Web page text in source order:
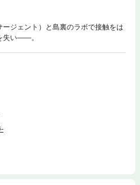
ジェント）と島裏のラボで接触をは
失い――。